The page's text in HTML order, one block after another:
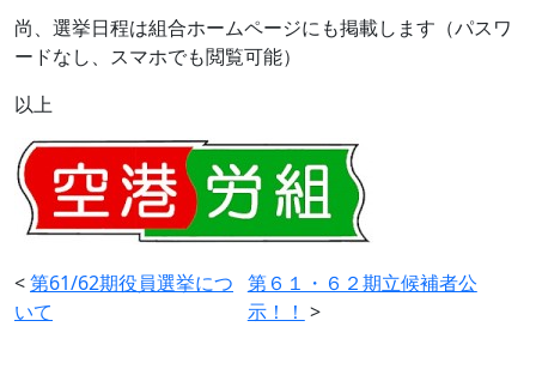
尚、選挙日程は組合ホームページにも掲載します（パスワ
ードなし、スマホでも閲覧可能）
以上
<第61/62期役員選挙につ
いて
第６１・６２期立候補者公
示！！ >